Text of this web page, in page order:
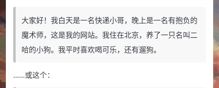
大家好！我白天是一名快递小哥，晚上是一名有抱负的
魔术师，这是我的网站。我住在北京，养了一只名叫二
哈的小狗。我平时喜欢喝可乐，还有遛狗。
……或这个：